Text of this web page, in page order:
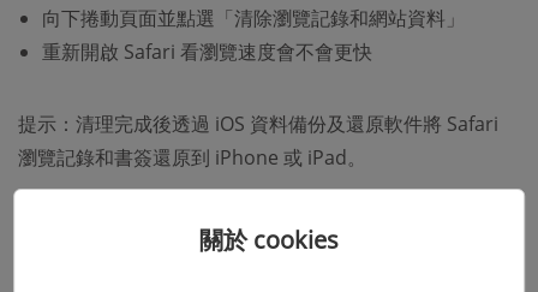
向下捲動頁面並點選「清除瀏覽記錄和網站資料」
重新開啟 Safari 看瀏覽速度會不會更快
提示：清理完成後透過 iOS 資料備份及還原軟件將 Safari
瀏覽記錄和書簽還原到 iPhone 或 iPad。
方法三：開啟「Experimental Features」功
關於 cookies